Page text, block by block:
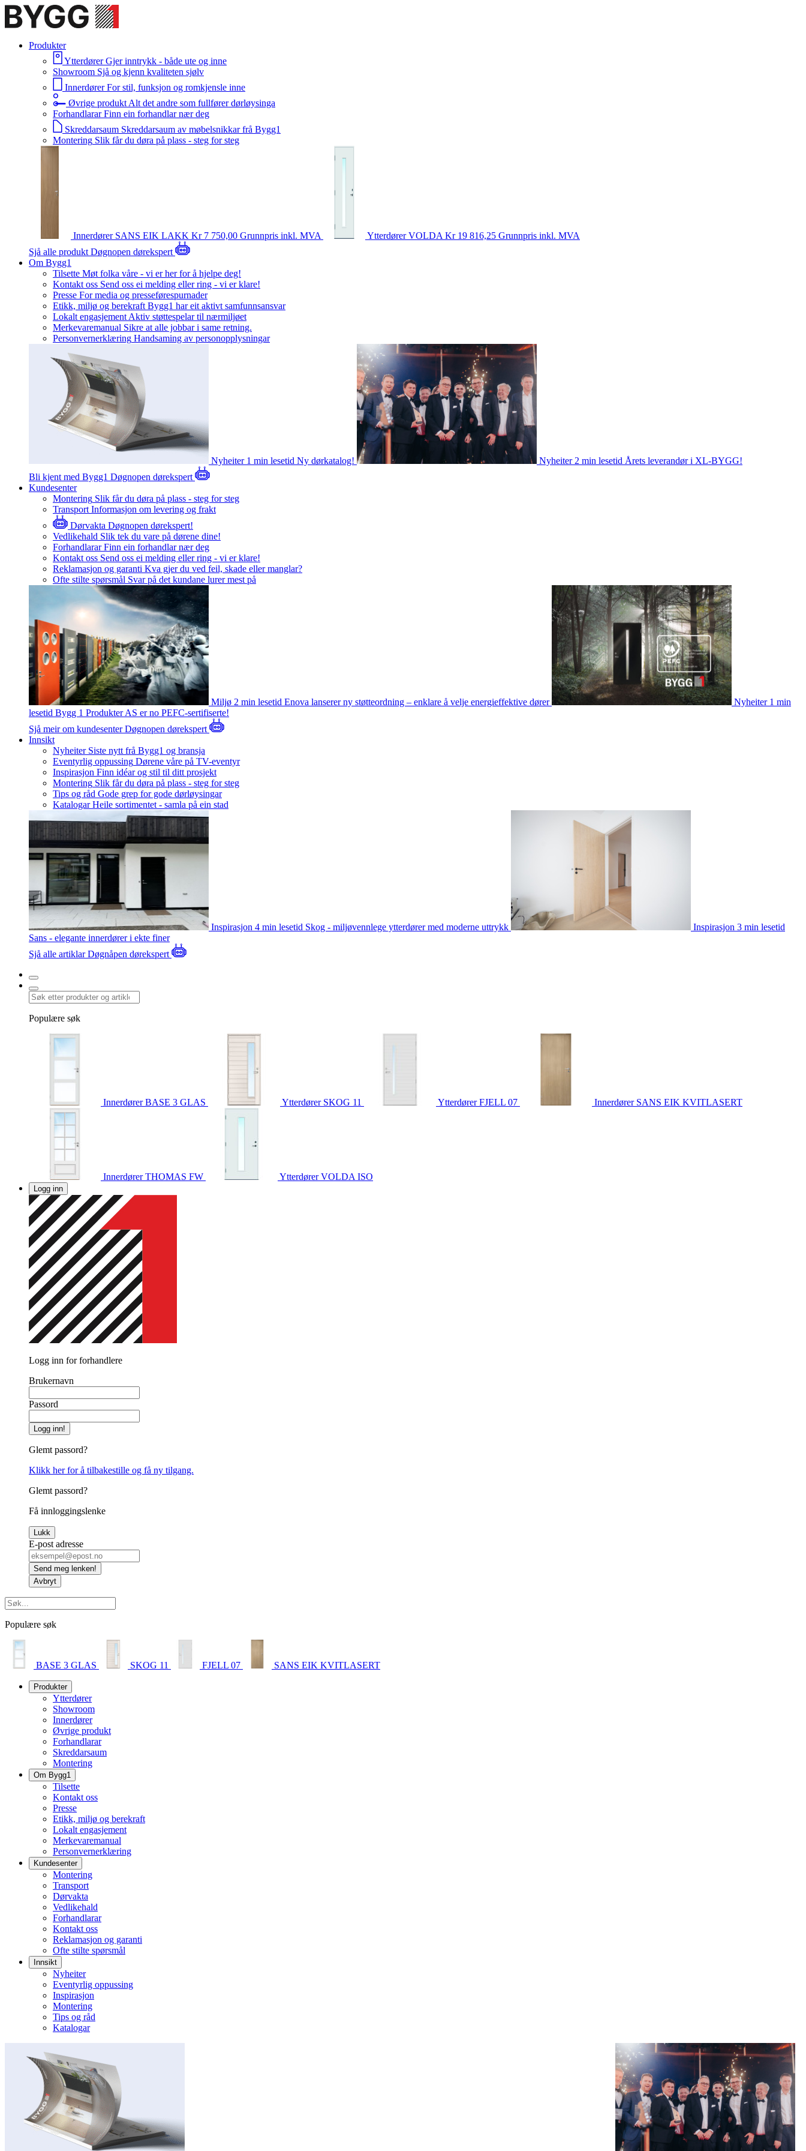
Produkter
Ytterdører Gjer inntrykk - både ute og inne
Showroom Sjå og kjenn kvaliteten sjølv
Innerdører For stil, funksjon og romkjensle inne
Øvrige produkt Alt det andre som fullfører dørløysinga
Forhandlarar Finn ein forhandlar nær deg
Skreddarsaum Skreddarsaum av møbelsnikkar frå Bygg1
Montering Slik får du døra på plass - steg for steg
Innerdører SANS EIK LAKK Kr 7 750,00 Grunnpris inkl. MVA YtterdørerVOLDA Kr 19 816,25 Grunnpris inkl. MVA
Sjå alle produkt Døgnopen dørekspert
Om Bygg1
Tilsette Møt folka våre - vi er her for å hjelpe deg!
Kontakt oss Send oss ei melding eller ring - vi er klare!
Presse For media og presseførespurnader
Etikk, miljø og berekraft Bygg1 har eit aktivt samfunnsansvar
Lokalt engasjement Aktiv støttespelar til nærmiljøet
Merkevaremanual Sikre at alle jobbar i same retning.
Personvernerklæring Handsaming av personopplysningar
Nyheiter 1 min lesetid Ny dørkatalog! Nyheiter 2 min lesetid Årets leverandør i XL-BYGG!
Bli kjent med Bygg1 Døgnopen dørekspert
Kundesenter
Montering Slik får du døra på plass - steg for steg
Transport Informasjon om levering og frakt
Dørvakta Døgnopen dørekspert!
Vedlikehald Slik tek du vare på dørene dine!
Forhandlarar Finn ein forhandlar nær deg
Kontakt oss Send oss ei melding eller ring - vi er klare!
Reklamasjon og garanti Kva gjer du ved feil, skade eller manglar?
Ofte stilte spørsmål Svar på det kundane lurer mest på
Miljø 2 min lesetid Enova lanserer ny støtteordning – enklare å velje energieffektive dører Nyheiter 1 min
lesetid Bygg 1 Produkter AS er no PEFC-sertifiserte!
Sjå meir om kundesenterDøgnopen dørekspert
Innsikt
Nyheiter Siste nytt frå Bygg1 og bransja
Eventyrlig oppussing Dørene våre på TV-eventyr
Inspirasjon Finn idéar og stil til ditt prosjekt
Montering Slik får du døra på plass - steg for steg
Tips og råd Gode grep for gode dørløysingar
Katalogar Heile sortimentet - samla på ein stad
Inspirasjon 4 min lesetid Skog - miljøvennlege ytterdører med moderne uttrykk Inspirasjon 3 min lesetid
Sans - elegante innerdører i ekte finer
Sjå alle artiklarDøgnåpen dørekspert
Populære søk
InnerdørerBASE 3 GLAS Ytterdører SKOG 11 YtterdørerFJELL 07 Innerdører SANS EIK KVITLASERT
InnerdørerTHOMAS FW YtterdørerVOLDA ISO
Logg inn
Logg inn for forhandlere
Brukernavn
Passord
Logg inn!
Glemt passord?
Klikk her for å tilbakestille og få ny tilgang.
Glemt passord?
Få innloggingslenke
Lukk
E-post adresse
Send meg lenken!
Avbryt
Populære søk
BASE 3 GLAS SKOG 11 FJELL 07 SANS EIK KVITLASERT
Produkter
Ytterdører
Showroom
Innerdører
Øvrige produkt
Forhandlarar
Skreddarsaum
Montering
Om Bygg1
Tilsette
Kontakt oss
Presse
Etikk, miljø og berekraft
Lokalt engasjement
Merkevaremanual
Personvernerklæring
Kundesenter
Montering
Transport
Dørvakta
Vedlikehald
Forhandlarar
Kontakt oss
Reklamasjon og garanti
Ofte stilte spørsmål
Innsikt
Nyheiter
Eventyrlig oppussing
Inspirasjon
Montering
Tips og råd
Katalogar